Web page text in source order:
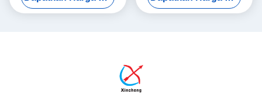
anak